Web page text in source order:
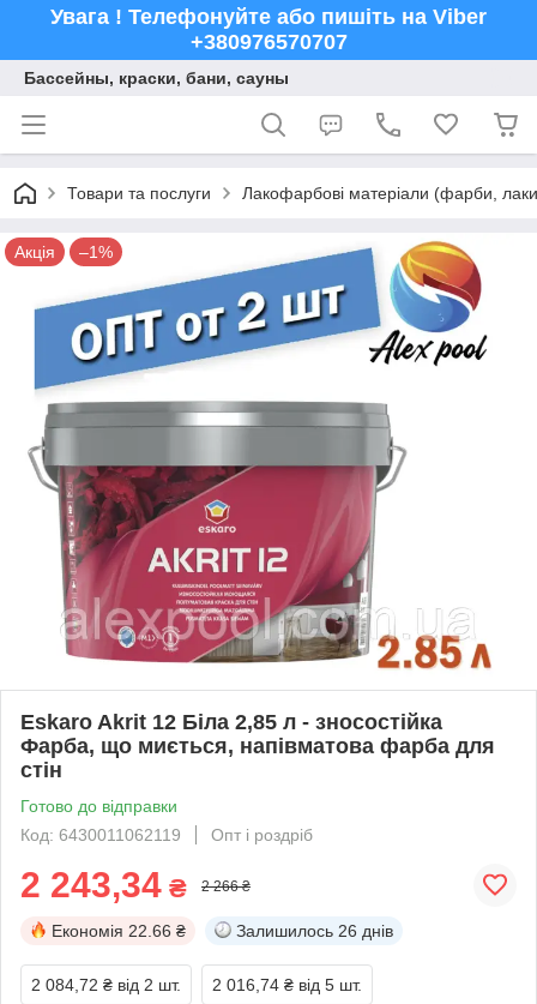
Увага ! Телефонуйте або пишіть на Viber
+380976570707
Бассейны, краски, бани, сауны
Товари та послуги Лакофарбові матеріали (фарби,
Акція –1%
Eskaro Akrit 12 Біла 2,85 л - зносостійка
Фарба, що миється, напівматова фарба для
стін
Готово до відправки
Код: 6430011062119
Опт і роздріб
2 243,34 ₴ 2 266 ₴
Економія 22.66 ₴ Залишилось 26 днів
2 084,72 ₴ від 2 шт. 2 016,74 ₴ від 5 шт.